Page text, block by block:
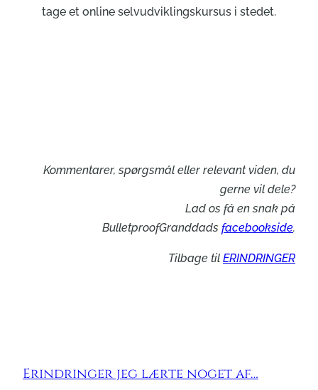
tage et online selvudviklingskursus i stedet.
Kommentarer, spørgsmål eller relevant viden, du
gerne vil dele?
Lad os få en snak på
BulletproofGranddads facebookside.
Tilbage til ERINDRINGER
Erindringer jeg lærte noget af…